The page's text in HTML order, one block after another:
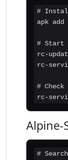
#
apk add
# Start
rc-
rc-
#
rc-
Alpine-
#